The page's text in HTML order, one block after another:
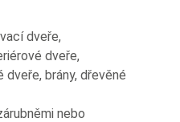
dveře,
dveře,
brány, dřevěné
nebo